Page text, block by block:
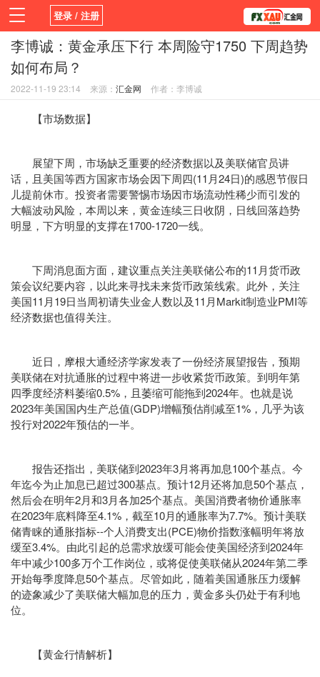
登录 / 注册
首页 新闻 观点 货币
学院
平台
指标EA
李博诚：黄金承压下行 本周险守1750 下周趋势
如何布局？
2022-11-19 23:14 来源： 汇金网 作者：李博诚
【市场数据】
展望下周，市场缺乏重要的经济数据以及美联储官员讲
话，且美国等西方国家市场会因下周四(11月24日)的感恩节假日
儿提前休市。投资者需要警惕市场因市场流动性稀少而引发的
大幅波动风险，本周以来，黄金连续三日收阴，日线回落趋势
明显，下方明显的支撑在1700-1720一线。
下周消息面方面，建议重点关注美联储公布的11月货币政
策会议纪要内容，以此来寻找未来货币政策线索。此外，关注
美国11月19日当周初请失业金人数以及11月Markit制造业PMI等
经济数据也值得关注。
近日，摩根大通经济学家发表了一份经济展望报告，预期
美联储在对抗通胀的过程中将进一步收紧货币政策。到明年第
四季度经济料萎缩0.5%，且萎缩可能拖到2024年。也就是说
2023年美国国内生产总值(GDP)增幅预估削减至1%，几乎为该
投行对2022年预估的一半。
报告还指出，美联储到2023年3月将再加息100个基点。今
年迄今为止加息已超过300基点。预计12月还将加息50个基点，
然后会在明年2月和3月各加25个基点。美国消费者物价通胀率
在2023年底料降至4.1%，截至10月的通胀率为7.7%。预计美联
储青睐的通胀指标--个人消费支出(PCE)物价指数涨幅明年将放
缓至3.4%。由此引起的总需求放缓可能会使美国经济到2024年
年中减少100多万个工作岗位，或将促使美联储从2024年第二季
开始每季度降息50个基点。尽管如此，随着美国通胀压力缓解
的迹象减少了美联储大幅加息的压力，黄金多头仍处于有利地
位。
【黄金行情解析】